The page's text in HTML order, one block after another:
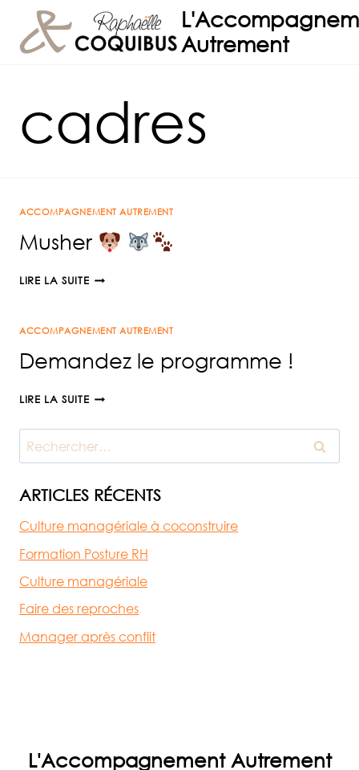
contenu
Autrement
cadres
ACCOMPAGNEMENT AUTREMENT
Musher
LIRE LA SUITEMUSHER
ACCOMPAGNEMENT AUTREMENT
Demandez le programme !
LIRE LA SUITEDEMANDEZ
PROGRAMME
!
Rechercher :
ARTICLES RÉCENTS
Culture managériale à coconstruire
Formation Posture RH
Culture managériale
Faire des reproches
Manager après conflit
L'Accompagnement Autrement